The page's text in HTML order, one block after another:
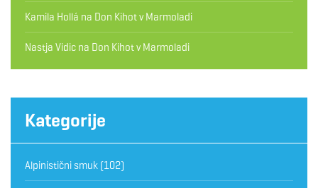
Kamila Hollá na Don Kihot v Marmoladi
Nastja Vidic na Don Kihot v Marmoladi
Kategorije
Alpinistični smuk (102)